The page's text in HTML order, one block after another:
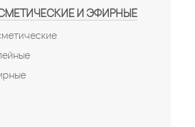
И ЭФИРНЫЕ